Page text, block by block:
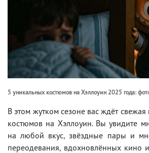
5 уникальных костюмов на Хэллоуин 2025 года:
В этом жутком сезоне вас ждёт
костюмов на Хэллоуин. Вы увидите
на любой вкус, звёздные пары и
переодевания, вдохновлённых кино